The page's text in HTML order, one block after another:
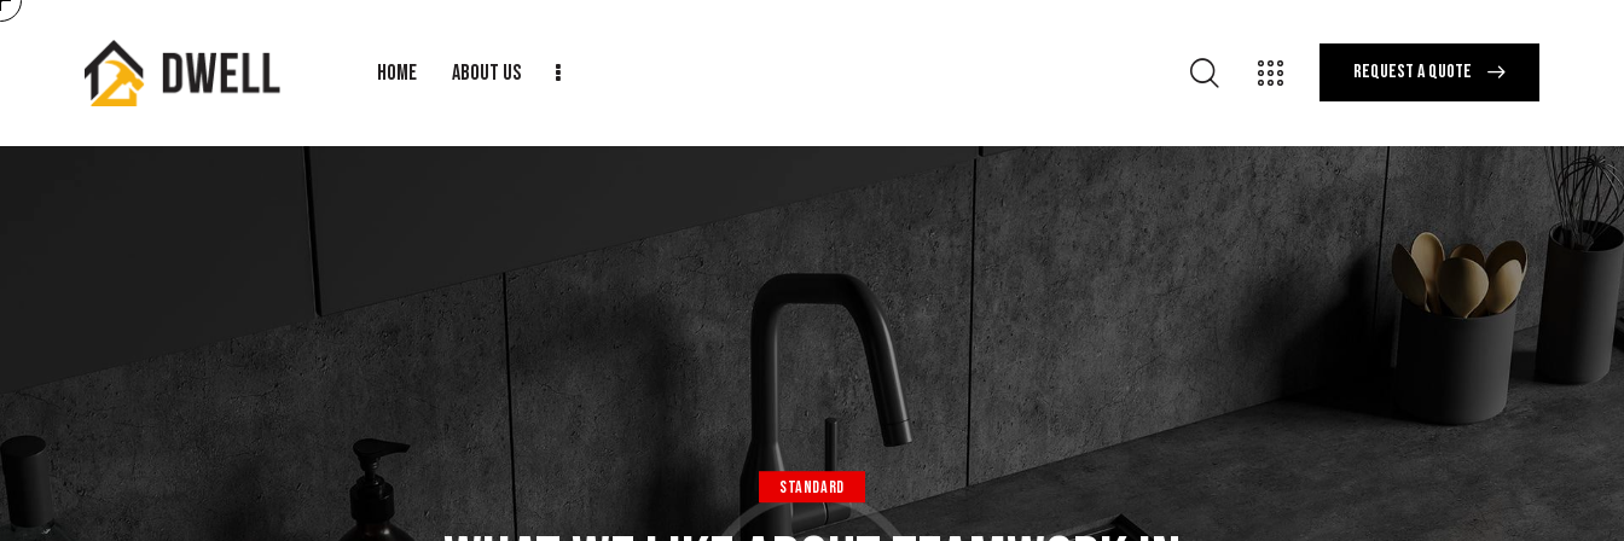
HOME ABOUT US REQUEST A QUOTE
STANDARD